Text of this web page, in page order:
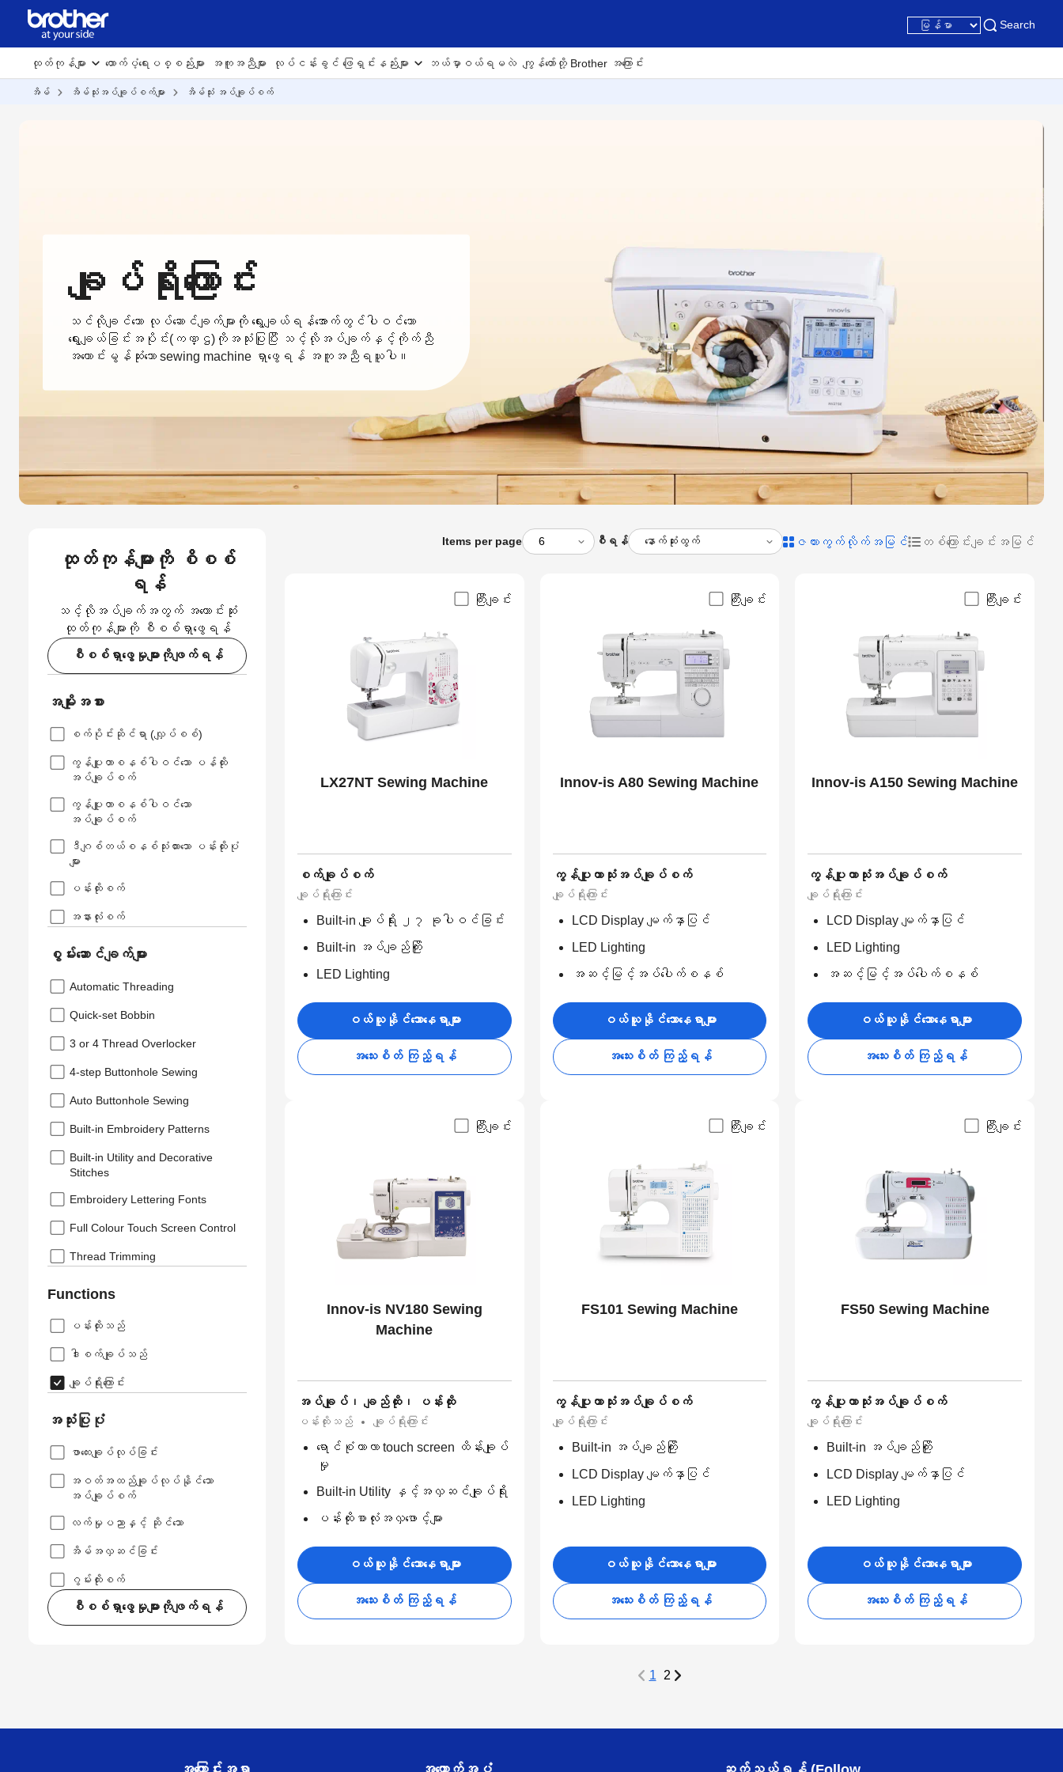
Search
ထုတ်ကုန်များ ထောက်ပံ့ရေးပစ္စည်းများ အကူအညီများ လုပ်ငန်းခွင် ဖြေရှင်းနည်းများ ဘယ်မှာဝယ်ရမလဲ ကျွန်တော်တို့ Brother အကြောင်း
အိမ် အိမ်သုံးအပ်ချုပ်စက်များ အိမ်သုံး အပ်ချုပ်စက်
ချုပ်ရိုးကြောင်း
သင်လိုချင်သော လုပ်ဆောင်ချက်များကို ရွေးချယ်ရန်အောက်တွင်ပါဝင်သော
ရွေးချယ်ခြင်းအပိုင်း(ကဏ္ဌ)ကိုအသုံးပြုပြီး သင့်လိုအပ်ချက်နှင့်ကိုက်ညီ
အကောင်းမွန်ဆုံးသော sewing machine ရှာဖွေရန် အကူအညီရယူပါ။
ထုတ်ကုန်များကို စိစစ်
ရန်
သင့်လိုအပ်ချက်အတွက် အကောင်းဆုံး
ထုတ်ကုန်များကို စီစစ်ရှာဖွေရန်
စီစစ်ရှာဖွေမှုများကိုဖျက်ရန်
အမျိုးအစား
စက်ပိုင်းဆိုင်ရာ (လျှပ်စစ်)
ကွန်ပျူတာစနစ်ပါဝင်သော ပန်ထိုး
အပ်ချုပ်စက်
ကွန်ပျူတာစနစ်ပါဝင်သော
အပ်ချုပ်စက်
ဒီဂျစ်တယ်စနစ်သုံးထားသော ပန်းထိုးပုံ
များ
ပန်းထိုးစက်
အနားလုံးစက်
စွမ်းဆောင်ချက်များ
Automatic Threading
Quick-set Bobbin
3 or 4 Thread Overlocker
4-step Buttonhole Sewing
Auto Buttonhole Sewing
Built-in Embroidery Patterns
Built-in Utility and Decorative
Stitches
Embroidery Lettering Fonts
Full Colour Touch Screen Control
Thread Trimming
Functions
ပန်းထိုးသည်
ဒါးစက်ချုပ်သည်
ချုပ်ရိုးကြောင်း
အသုံးပြုပုံ
ဖာထေးချုပ်လုပ်ခြင်း
အဝတ်အထည်ချုပ်လုပ်နိုင်သော
အပ်ချုပ်စက်
လက်မှုပညာနှင့် ဆိုင်သော
အိမ်အလှဆင်ခြင်း
ဂွမ်းထိုးစက်
စီစစ်ရှာဖွေမှုများကိုဖျက်ရန်
Items per page စီရန် ဇယားကွက်လိုက်အမြင် တစ်ကြောင်းချင်းအမြင်
ကြီးချင်း
LX27NT Sewing Machine
စက်ချုပ်စက်
ချုပ်ရိုးကြောင်း
Built-in ချုပ်ရိုး ၂၇ ခုပါဝင်ခြင်း
Built-in အပ်ချည်ကြိုး
LED Lighting
ဝယ်ယူနိုင်သောနေရာများ
အသေးစိတ် ကြည့်ရန်
ကြီးချင်း
Innov-is A80 Sewing Machine
ကွန်ပျူတာသုံးအပ်ချုပ်စက်
ချုပ်ရိုးကြောင်း
LCD Display မျက်နှာပြင်
LED Lighting
အဆင့်မြင့်အပ်ပေါက်စနစ်
ဝယ်ယူနိုင်သောနေရာများ
အသေးစိတ် ကြည့်ရန်
ကြီးချင်း
Innov-is A150 Sewing Machine
ကွန်ပျူတာသုံးအပ်ချုပ်စက်
ချုပ်ရိုးကြောင်း
LCD Display မျက်နှာပြင်
LED Lighting
အဆင့်မြင့်အပ်ပေါက်စနစ်
ဝယ်ယူနိုင်သောနေရာများ
အသေးစိတ် ကြည့်ရန်
ကြီးချင်း
Innov-is NV180 Sewing
Machine
အပ်ချုပ်၊ ချည်ထိုး၊ ပန်းထိုး
ပန်းထိုးသည် ချုပ်ရိုးကြောင်း
ရောင်စုံကာလာ touch screen ထိန်းချုပ်
မှု
Built-in Utility နှင့်အလှဆင်ချုပ်ရိုး
ပန်းထိုးစာလုံးအလှဖောင့်များ
ဝယ်ယူနိုင်သောနေရာများ
အသေးစိတ် ကြည့်ရန်
ကြီးချင်း
FS101 Sewing Machine
ကွန်ပျူတာသုံးအပ်ချုပ်စက်
ချုပ်ရိုးကြောင်း
Built-in အပ်ချည်ကြိုး
LCD Display မျက်နှာပြင်
LED Lighting
ဝယ်ယူနိုင်သောနေရာများ
အသေးစိတ် ကြည့်ရန်
ကြီးချင်း
FS50 Sewing Machine
ကွန်ပျူတာသုံးအပ်ချုပ်စက်
ချုပ်ရိုးကြောင်း
Built-in အပ်ချည်ကြိုး
LCD Display မျက်နှာပြင်
LED Lighting
ဝယ်ယူနိုင်သောနေရာများ
အသေးစိတ် ကြည့်ရန်
1 2